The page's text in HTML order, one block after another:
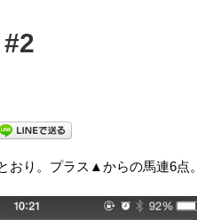
おり。プラス▲からの馬連6点。